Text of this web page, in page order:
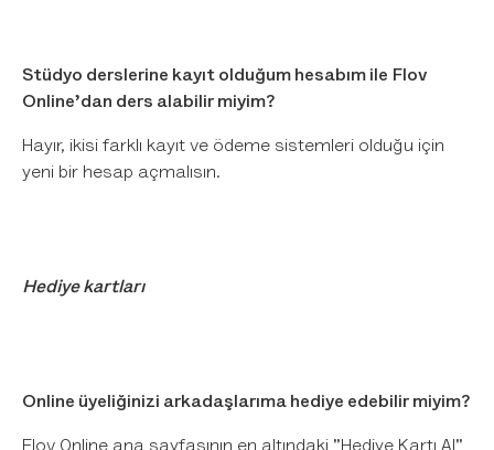
Stüdyo derslerine kayıt olduğum hesabım ile Flov
Online’dan ders alabilir miyim?
Hayır, ikisi farklı kayıt ve ödeme sistemleri olduğu için
yeni bir hesap açmalısın.
Hediye kartları
Online üyeliğinizi arkadaşlarıma hediye edebilir miyim?
Flov Online ana sayfasının en altındaki "Hediye Kartı Al"